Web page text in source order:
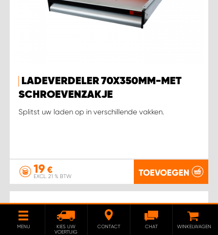
LADEVERDELER 70X350MM-MET
SCHROEVENZAKJE
Splitst uw laden op in verschillende vakken.
19 €
EXCL. 21 % BTW TOEVOEGEN
MENU
KIES UW
VOERTUIG
CONTACT CHAT WINKELWAGEN